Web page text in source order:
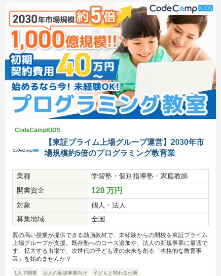
CodeCampKIDS
【東証プライム上場グループ運営】2030年市
場規模約5倍のプログラミング教育業
業種
学習塾・個別指導塾・家庭教師
開業資金
120 万円
対象
個人・法人
募集地域
全国
質の高い授業が提供できる動画教材で、未経験からの開校を東証プライム
上場グループが支援。既存塾へのコース追加や、法人の新規事業に最適で
す。拡大する市場で、次世代の子ども達の未来を創る「本格的な教育事
業」を始めませんか？
1人で開業 法人の新規事業向け 子どもと関わる仕事